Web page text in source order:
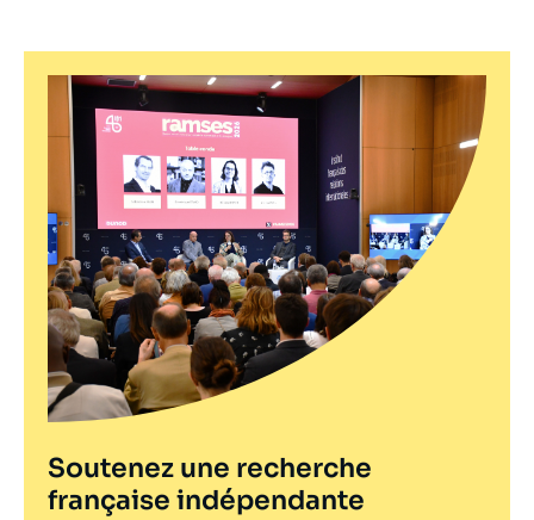
Soutenez une recherche
française indépendante